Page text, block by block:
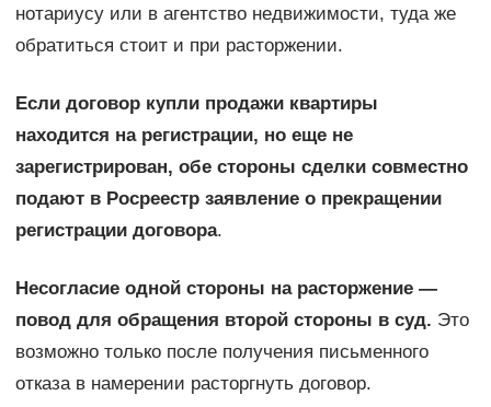
нотариусу или в агентство недвижимости, туда же
обратиться стоит и при расторжении.
Если договор купли продажи квартиры
находится на регистрации, но еще не
зарегистрирован, обе стороны сделки совместно
подают в Росреестр заявление о прекращении
регистрации договора.
Несогласие одной стороны на расторжение —
повод для обращения второй стороны в суд. Это
возможно только после получения письменного
отказа в намерении расторгнуть договор.